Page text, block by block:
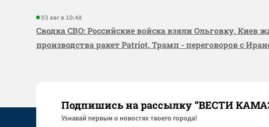
03 авг в 10:48
Сводка СВО: Российские войска взяли Ольговку, Киев
производства ракет Patriot, Трамп - переговоров с
Подпишись на рассылку “ВЕСТИ
Узнaвай первым о новостях твоего города!